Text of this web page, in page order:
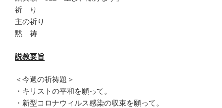
祈 り
主の祈り
黙 祷
説教要旨
＜今週の祈祷題＞
・キリストの平和を願って。
・新型コロナウィルス感染の収束を願って。